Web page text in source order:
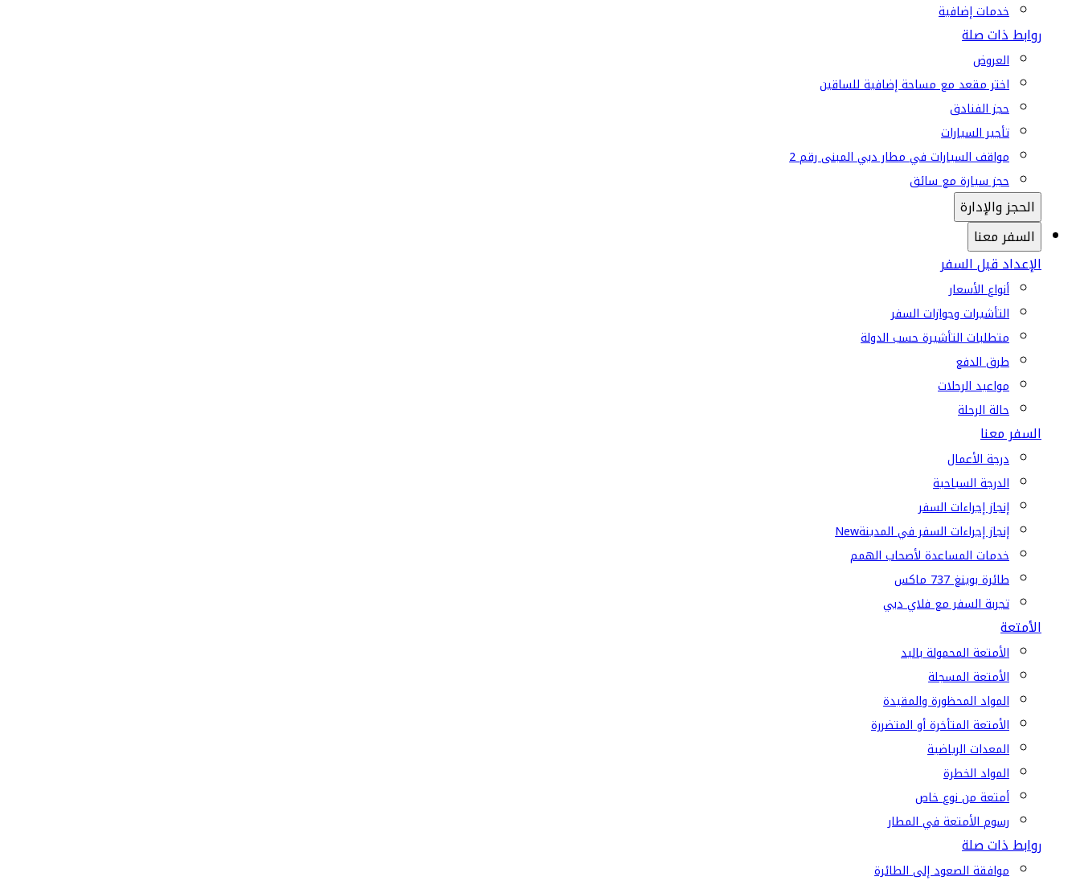
خدمات إضافية
روابط ذات صلة
العروض
اختر مقعد مع مساحة إضافية للساقين
حجز الفنادق
تأجير السيارات
مواقف السيارات في مطار دبي المبنى رقم 2
حجز سيارة مع سائق
الحجز والإدارة
السفر معنا
الإعداد قبل السفر
أنواع الأسعار
التأشيرات وجوازات السفر
متطلبات التأشيرة حسب الدولة
طرق الدفع
مواعيد الرحلات
حالة الرحلة
السفر معنا
درجة الأعمال
الدرجة السياحية
إنجاز إجراءات السفر
إنجاز إجراءات السفر في المدينةNew
خدمات المساعدة لأصحاب الهمم
طائرة بوينغ 737 ماكس
تجربة السفر مع فلاي دبي
الأمتعة
الأمتعة المحمولة باليد
الأمتعة المسجلة
المواد المحظورة والمقيدة
الأمتعة المتأخرة أو المتضررة
المعدات الرياضية
المواد الخطرة
أمتعة من نوع خاص
رسوم الأمتعة في المطار
روابط ذات صلة
موافقة الصعود إلى الطائرة